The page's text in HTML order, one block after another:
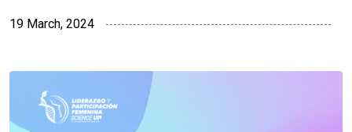
19 March, 2024